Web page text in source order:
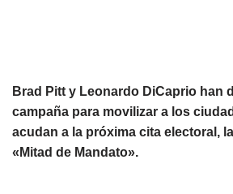
Brad Pitt y Leonardo DiCaprio han
campaña para movilizar a los
acudan a la próxima cita electoral,
«Mitad de Mandato».